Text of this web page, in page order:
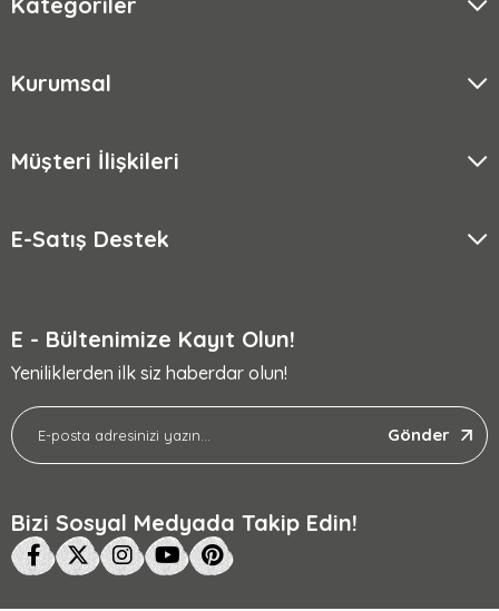
Kurumsal
Müşteri İlişkileri
E-Satış Destek
E - Bültenimize Kayıt Olun!
Yeniliklerden ilk siz haberdar olun!
Gönder
Bizi Sosyal Medyada Takip Edin!